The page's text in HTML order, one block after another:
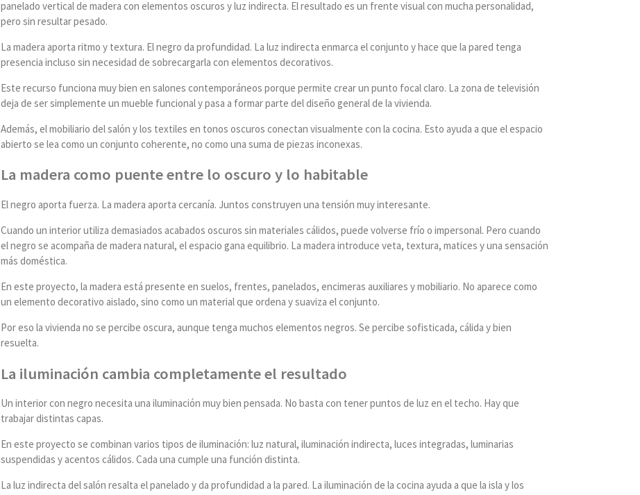
panelado vertical de madera con elementos oscuros y luz indirecta. El resultado es un frente visual con mucha personalidad,
pero sin resultar pesado.
La madera aporta ritmo y textura. El negro da profundidad. La luz indirecta enmarca el conjunto y hace que la pared tenga
presencia incluso sin necesidad de sobrecargarla con elementos decorativos.
Este recurso funciona muy bien en salones contemporáneos porque permite crear un punto focal claro. La zona de televisión
deja de ser simplemente un mueble funcional y pasa a formar parte del diseño general de la vivienda.
Además, el mobiliario del salón y los textiles en tonos oscuros conectan visualmente con la cocina. Esto ayuda a que el espacio
abierto se lea como un conjunto coherente, no como una suma de piezas inconexas.
La madera como puente entre lo oscuro y lo habitable
El negro aporta fuerza. La madera aporta cercanía. Juntos construyen una tensión muy interesante.
Cuando un interior utiliza demasiados acabados oscuros sin materiales cálidos, puede volverse frío o impersonal. Pero cuando
el negro se acompaña de madera natural, el espacio gana equilibrio. La madera introduce veta, textura, matices y una sensación
más doméstica.
En este proyecto, la madera está presente en suelos, frentes, panelados, encimeras auxiliares y mobiliario. No aparece como
un elemento decorativo aislado, sino como un material que ordena y suaviza el conjunto.
Por eso la vivienda no se percibe oscura, aunque tenga muchos elementos negros. Se percibe sofisticada, cálida y bien
resuelta.
La iluminación cambia completamente el resultado
Un interior con negro necesita una iluminación muy bien pensada. No basta con tener puntos de luz en el techo. Hay que
trabajar distintas capas.
En este proyecto se combinan varios tipos de iluminación: luz natural, iluminación indirecta, luces integradas, luminarias
suspendidas y acentos cálidos. Cada una cumple una función distinta.
La luz indirecta del salón resalta el panelado y da profundidad a la pared. La iluminación de la cocina ayuda a que la isla y los